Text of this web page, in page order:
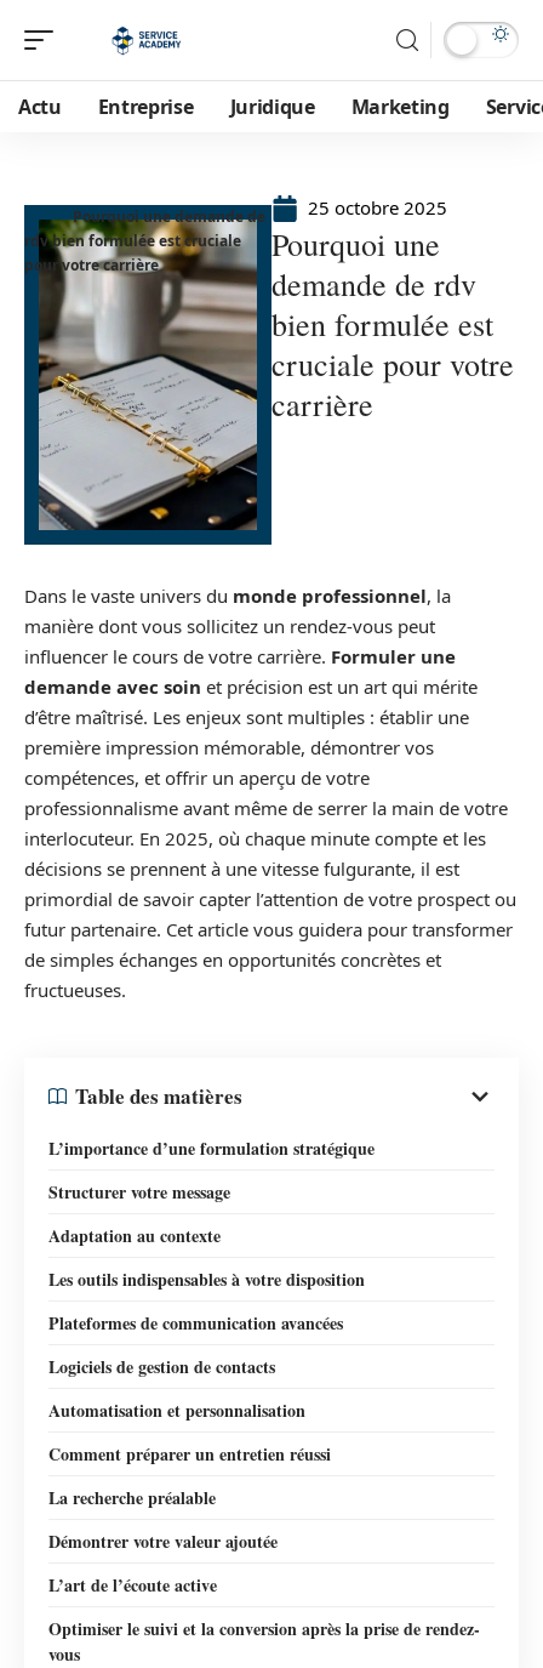
Actu Entreprise Juridique Marketing
Pourquoi une demande de
rdv bien formulée est cruciale
pour votre carrière
25 octobre 2025
Pourquoi une
demande de rdv
bien formulée est
cruciale pour votre
carrière
Dans le vaste univers du monde professionnel, la
manière dont vous sollicitez un rendez-vous peut
influencer le cours de votre carrière. Formuler une
demande avec soin et précision est un art qui mérite
d’être maîtrisé. Les enjeux sont multiples : établir une
première impression mémorable, démontrer vos
compétences, et offrir un aperçu de votre
professionnalisme avant même de serrer la main de votre
interlocuteur. En 2025, où chaque minute compte et les
décisions se prennent à une vitesse fulgurante, il est
primordial de savoir capter l’attention de votre prospect ou
futur partenaire. Cet article vous guidera pour transformer
de simples échanges en opportunités concrètes et
fructueuses.
Table des matières
L’importance d’une formulation stratégique
Structurer votre message
Adaptation au contexte
Les outils indispensables à votre disposition
Plateformes de communication avancées
Logiciels de gestion de contacts
Automatisation et personnalisation
Comment préparer un entretien réussi
La recherche préalable
Démontrer votre valeur ajoutée
L’art de l’écoute active
Optimiser le suivi et la conversion après la prise de rendez-
vous